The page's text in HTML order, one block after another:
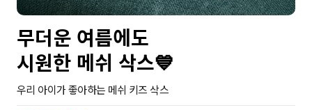
무더운 여름에도
시원한 메쉬 삭스💙
우리 아이가 좋아하는 메쉬 키즈 삭스